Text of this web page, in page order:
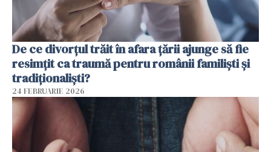
De ce divorțul trăit în afara țării ajunge să fie
resimțit ca traumă pentru românii familiști și
tradiționaliști?
24 FEBRUARIE 2026